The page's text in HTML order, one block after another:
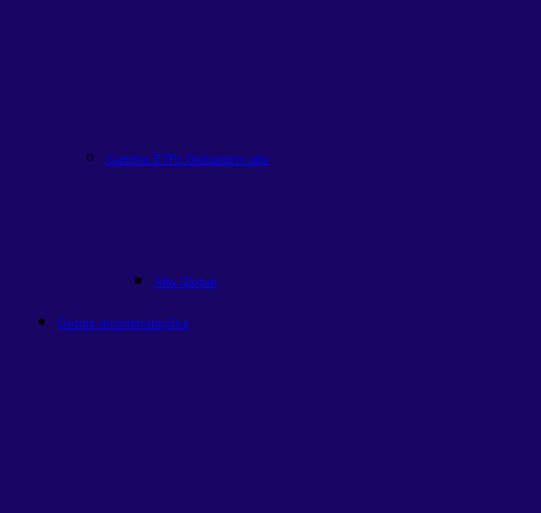
Carteira ETFs Globaisem alta
Alfa Global
Outras recomendações